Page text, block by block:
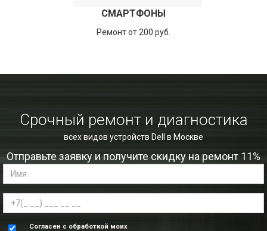
СМАРТФОНЫ
Ремонт от 200 руб.
Срочный ремонт и диагностика
всех видов устройств Dell в Москве
Отправьте заявку и получите скидку на ремонт 11%
Согласен с обработкой моих